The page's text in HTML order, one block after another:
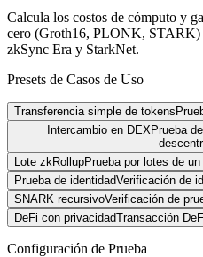
Calcula los costos de cómputo y
cero (Groth16, PLONK,
zkSync Era y StarkNet.
Presets de Casos de Uso
Transferencia simple de tokens
Intercambio en DEXPrueba
Lote zkRollupPrueba por lotes de
Prueba de identidadVerificación de
SNARK recursivoVerificación de
DeFi con privacidadTransacción
Configuración de Prueba